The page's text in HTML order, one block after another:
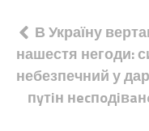
Навігація
записів
В Україну
нашестя негоди:
небезпечний у дар
пyтiн